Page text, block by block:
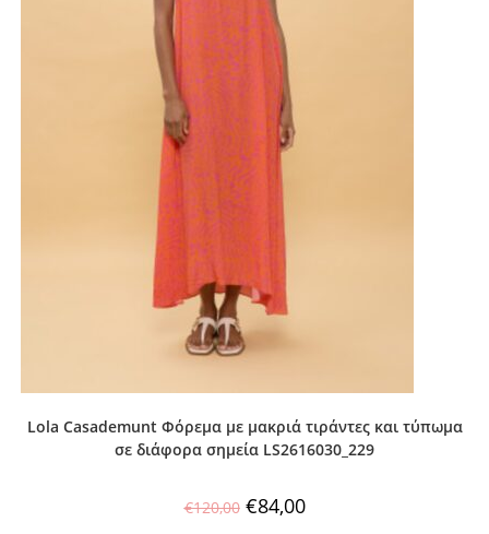
Lola Casademunt Φόρεμα με μακριά τιράντες και τύπωμα
σε διάφορα σημεία LS2616030_229
€120,00 €84,00